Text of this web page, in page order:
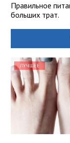
Правильное
больших трат.
ЛУЧШЕЕ